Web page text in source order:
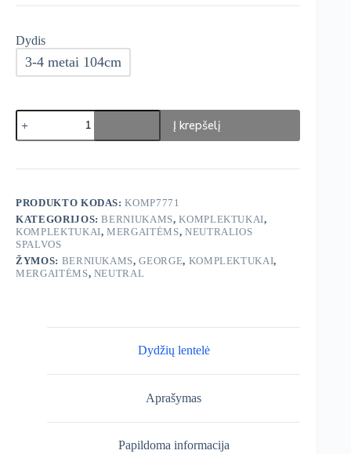
Dydis
3-4 metai 104cm
produkto
kiekis:
George
Į krepšelį
PRODUKTO KODAS:KOMP7771
KATEGORIJOS:BERNIUKAMS,KOMPLEKTUKAI,
KOMPLEKTUKAI,MERGAITĖMS, NEUTRALIOS
SPALVOS
ŽYMOS: BERNIUKAMS,GEORGE, KOMPLEKTUKAI,
MERGAITĖMS, NEUTRAL
Dydžių lentelė
Aprašymas
Papildoma informacija